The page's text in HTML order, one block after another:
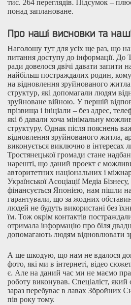
тис. 264 переглядів. Підсумок –
понад заплановане.
Про наші висновки та
Наголошу тут для усіх ще раз, що
питання доступу до інформації. До
ради довелося двічі давати запити
найбільш постраждалих родин,
на відновлення зруйнованого житла
структур, які допомагали людям
зруйноване війною. У першій
прізвища і ініціали – без адрес,
які б давали хоча мінімальну
структуру. Однак після пояснень
відновлення зруйнованого житла,
виконується виключно в інтересах
Тростянецької громади стане
нарешті, що даний проект є
авторитетних національних і
Української Асоціації Медіа
фінансується Японією, нам пішли
гарантували, що за жодних обставин
людей не будуть використані без
їм. Тож окрім контактів
отримала інформацію про біля
допомагають людям відновлювати
А ще шкодую, що нам не вдалося
фото, які ми в інтернеті, відео
є. Але на даний час ми не маємо
роботу виконував. Спеціаліст,
зараз перебуває в лавах Збройних
пів року тому.